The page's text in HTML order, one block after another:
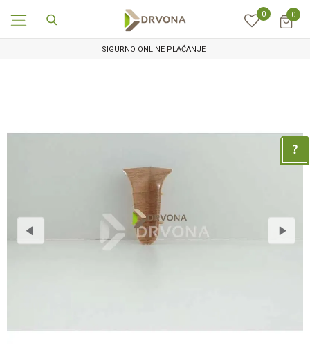
0 0
SIGURNO ONLINE PLAĆANJE